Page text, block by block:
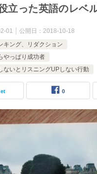
立った英語のレベ
01 公開日： 2018-10-18
キング、リダクション
やっぱり成功者
ないとリスニングUPしない行動
0